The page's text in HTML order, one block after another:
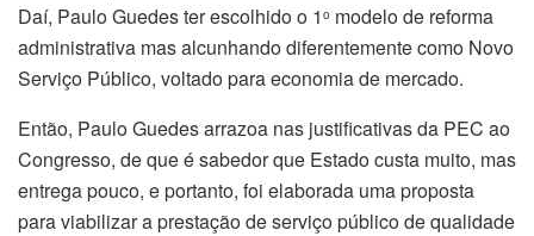
Daí, Paulo Guedes ter escolhido o 1 o modelo de reforma
administrativa mas alcunhando diferentemente como Novo
Serviço Público, voltado para economia de mercado.
Então, Paulo Guedes arrazoa nas justificativas da PEC ao
Congresso, de que é sabedor que Estado custa muito, mas
entrega pouco, e portanto, foi elaborada uma proposta
para viabilizar a prestação de serviço público de qualidade